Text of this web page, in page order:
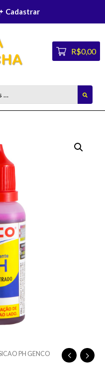
Cadastrar
R$0,00
PH GENCO